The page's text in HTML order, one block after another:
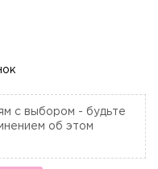
с выбором - будьте
об этом